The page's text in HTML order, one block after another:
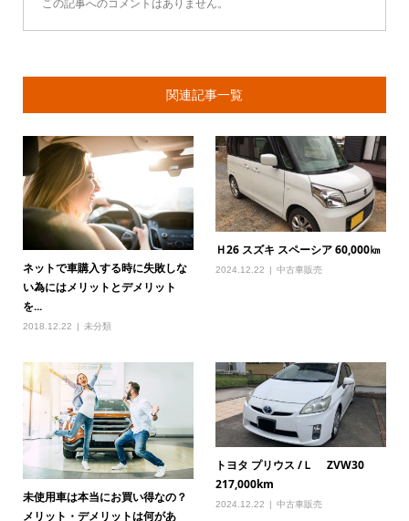
この記事へのコメントはありません。
関連記事一覧
ネットで車購入する時に失敗しな
い為にはメリットとデメリット
を...
2018.12.22 未分類
Ｈ26 スズキ スペーシア 60,000㎞
2024.12.22 中古車販売
未使用車は本当にお買い得なの？
メリット・デメリットは何があ
トヨタ プリウス /Ｌ ZVW30
217,000km
2024.12.22 中古車販売